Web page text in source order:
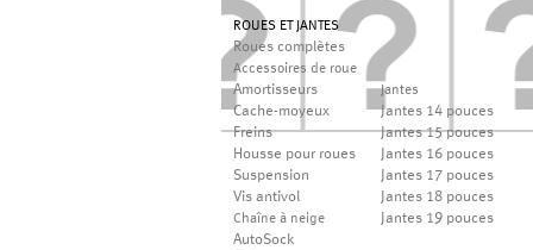
ROUES ET JANTES
Roues complètes
Accessoires de roue
Amortisseurs
Cache-moyeux
Freins
Housse pour roues
Suspension
Vis antivol
Chaîne à neige
AutoSock
Jantes
Jantes 14 pouces
Jantes 15 pouces
Jantes 16 pouces
Jantes 17 pouces
Jantes 18 pouces
Jantes 19 pouces